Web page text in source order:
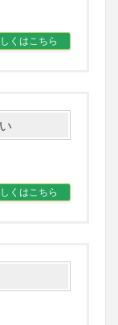
くはこちら
くはこちら